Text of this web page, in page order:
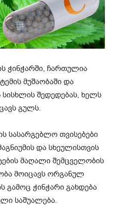
ჭინჭარში, ჩართულია
მუშაობაში და
შედედებას, ხელს
გულს.
სასარგებლო თვისებები
და სხეულისთვის
მაღალი შემცველობის
მოიცავს ორგანულ
გამოც ჭინჭარი გახდება
საშუალება.